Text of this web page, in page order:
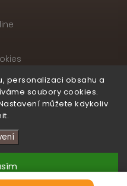
personalizaci obsahu a
soubory cookies.
můžete kdykoliv
s.r.o.. Všechna práva
cookies